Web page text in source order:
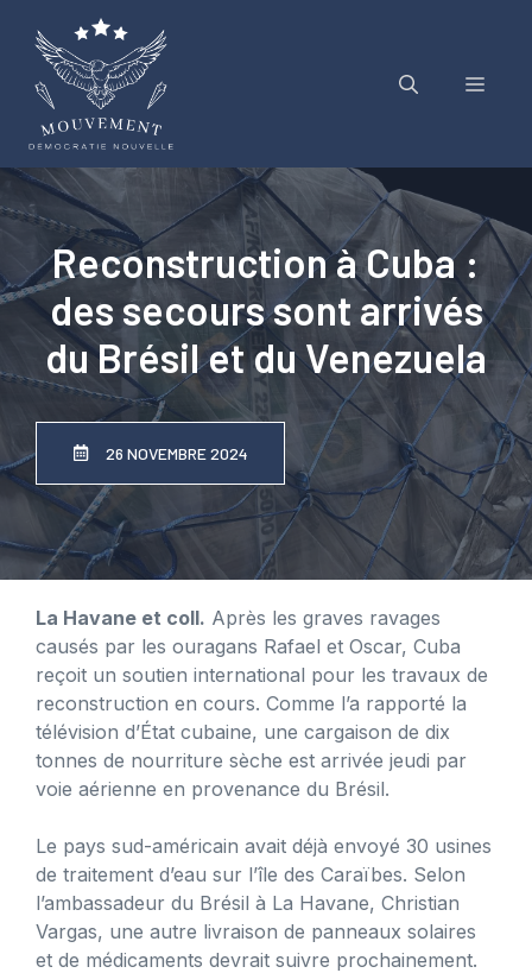
contenu
Menu
Reconstruction à Cuba :
des secours sont arrivés
du Brésil et du Venezuela
26 NOVEMBRE 2024
La Havane et coll. Après les graves ravages
causés par les ouragans Rafael et Oscar, Cuba
reçoit un soutien international pour les travaux de
reconstruction en cours. Comme l’a rapporté la
télévision d’État cubaine, une cargaison de dix
tonnes de nourriture sèche est arrivée jeudi par
voie aérienne en provenance du Brésil.
Le pays sud-américain avait déjà envoyé 30 usines
de traitement d’eau sur l’île des Caraïbes. Selon
l’ambassadeur du Brésil à La Havane, Christian
Vargas, une autre livraison de panneaux solaires
et de médicaments devrait suivre prochainement.